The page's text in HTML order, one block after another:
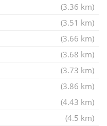
(3.36 km)
(3.51 km)
(3.66 km)
(3.68 km)
(3.73 km)
(3.86 km)
(4.43 km)
(4.5 km)